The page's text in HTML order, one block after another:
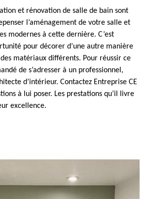
et rénovation de salle de bain sont
l’aménagement de votre salle et
modernes à cette dernière. C’est
pour décorer d’une autre manière
matériaux différents. Pour réussir ce
de s’adresser à un professionnel,
d’intérieur. Contactez Entreprise CE
à lui poser. Les prestations qu’il livre
excellence.